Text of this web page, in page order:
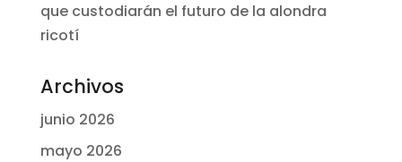
que custodiarán el futuro de la alondra
ricotí
Archivos
junio 2026
mayo 2026